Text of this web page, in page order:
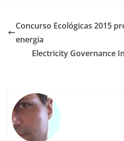
o r
Concurso Ecológicas 2015
energia
Electricity Governance